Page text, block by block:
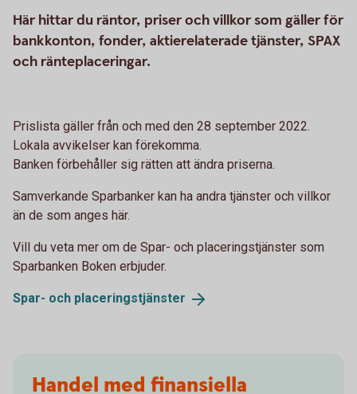
Här hittar du räntor, priser och villkor som gäller för
bankkonton, fonder, aktierelaterade tjänster, SPAX
och ränteplaceringar.
Prislista gäller från och med den 28 september 2022.
Lokala avvikelser kan förekomma.
Banken förbehåller sig rätten att ändra priserna.
Samverkande Sparbanker kan ha andra tjänster och villkor
än de som anges här.
Vill du veta mer om de Spar- och placeringstjänster som
Sparbanken Boken erbjuder.
Spar- och placeringstjänster
Handel med finansiella